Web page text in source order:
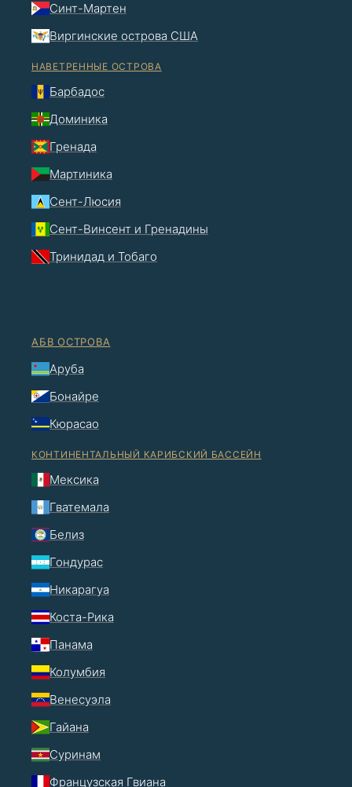
Синт-Мартен
Виргинские острова США
НАВЕТРЕННЫЕ ОСТРОВА
Барбадос
Доминика
Гренада
Мартиника
Сент-Люсия
Сент-Винсент и Гренадины
Тринидад и Тобаго
АБВ ОСТРОВА
Аруба
Бонайре
Кюрасао
КОНТИНЕНТАЛЬНЫЙ КАРИБСКИЙ БАССЕЙН
Мексика
Гватемала
Белиз
Гондурас
Никарагуа
Коста-Рика
Панама
Колумбия
Венесуэла
Гайана
Суринам
Французская Гвиана